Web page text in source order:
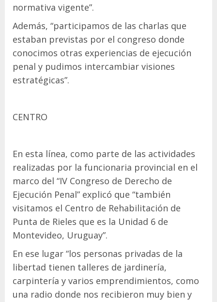
normativa vigente”.
Además, “participamos de las charlas que
estaban previstas por el congreso donde
conocimos otras experiencias de ejecución
penal y pudimos intercambiar visiones
estratégicas”.
CENTRO
En esta línea, como parte de las actividades
realizadas por la funcionaria provincial en el
marco del “IV Congreso de Derecho de
Ejecución Penal” explicó que “también
visitamos el Centro de Rehabilitación de
Punta de Rieles que es la Unidad 6 de
Montevideo, Uruguay”.
En ese lugar “los personas privadas de la
libertad tienen talleres de jardinería,
carpintería y varios emprendimientos, como
una radio donde nos recibieron muy bien y